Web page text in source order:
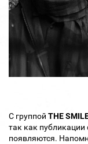
С группой THE
так как публикации
появляются.